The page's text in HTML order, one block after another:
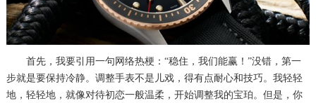
首先，我要引用一句网络热梗：“稳住，我们能赢！”没错，第一
步就是要保持冷静。调整手表不是儿戏，得有点耐心和技巧。我轻轻
地，轻轻地，就像对待初恋一般温柔，开始调整我的宝珀。但是，你